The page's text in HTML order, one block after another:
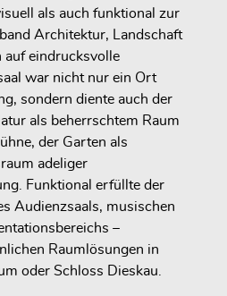
als auch funktional zur
Architektur, Landschaft
auf eindrucksvolle
war nicht nur ein Ort
sondern diente auch der
als beherrschtem Raum
der Garten als
adeliger
Funktional erfüllte der
Audienzsaals, musischen
–
Raumlösungen in
oder Schloss Dieskau